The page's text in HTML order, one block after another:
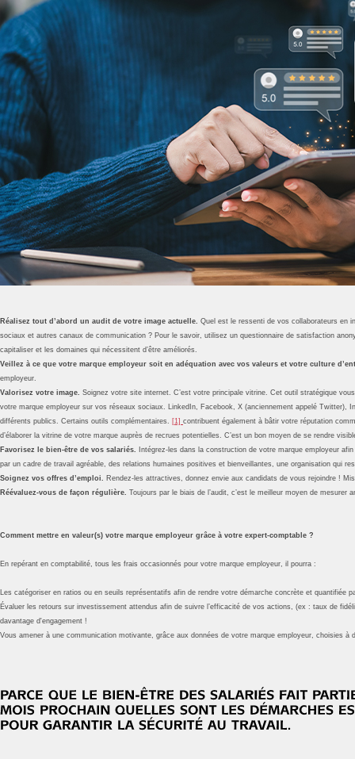
Réalisez tout d’abord un audit de votre image actuelle. Quel est le ressenti de vos collaborateurs en
sociaux et autres canaux de communication ? Pour le savoir, utilisez un questionnaire de satisfaction
capitaliser et les domaines qui nécessitent d’être améliorés.
Veillez à ce que votre marque employeur soit en adéquation avec vos valeurs et votre culture
employeur.
Valorisez votre image. Soignez votre site internet. C’est votre principale vitrine. Cet outil stratégique
votre marque employeur sur vos réseaux sociaux. LinkedIn, Facebook, X (anciennement appelé
différents publics. Certains outils complémentaires. [1] contribuent également à bâtir votre réputation
d’élaborer la vitrine de votre marque auprès de recrues potentielles. C’est un bon moyen de se rendre
Favorisez le bien-être de vos salariés.
Intégrez-les dans la construction de votre marque employeur
par un cadre de travail agréable, des relations humaines positives et bienveillantes, une organisation qui
Soignez vos offres d’emploi.
Rendez-les attractives, donnez envie aux candidats de vous rejoindre !
Réévaluez-vous de façon régulière. Toujours par le biais de l’audit, c’est le meilleur moyen de
Comment mettre en valeur(s) votre marque employeur grâce à votre expert-comptable ?
En repérant en comptabilité, tous les frais occasionnés pour votre marque employeur, il pourra :
Les catégoriser en ratios ou en seuils représentatifs afin de rendre votre démarche concrète et
Évaluer les retours sur investissement attendus afin de suivre l’efficacité de vos actions, (ex : taux de
davantage d'engagement !
Vous amener à une communication motivante, grâce aux données de votre marque employeur, choisies